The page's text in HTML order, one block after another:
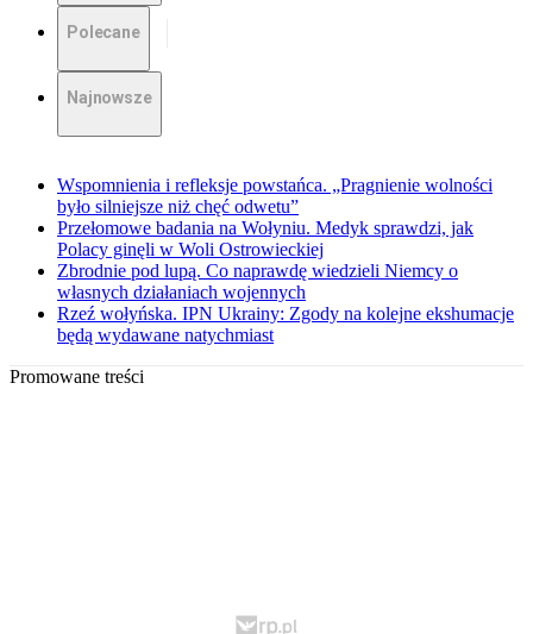
Polecane
Najnowsze
Wspomnienia i refleksje powstańca. „Pragnienie wolności
było silniejsze niż chęć odwetu”
Przełomowe badania na Wołyniu. Medyk sprawdzi, jak
Polacy ginęli w Woli Ostrowieckiej
Zbrodnie pod lupą. Co naprawdę wiedzieli Niemcy o
własnych działaniach wojennych
Rzeź wołyńska. IPN Ukrainy: Zgody na kolejne ekshumacje
będą wydawane natychmiast
Promowane treści